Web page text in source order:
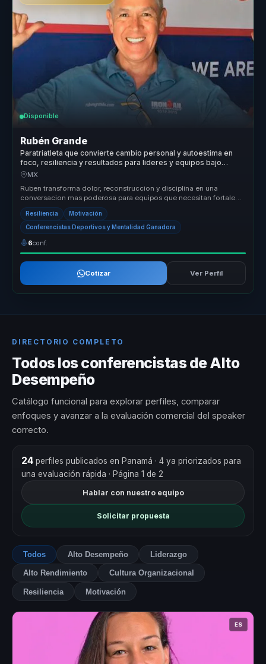
Disponible
Rubén Grande
Paratriatleta que convierte cambio personal y autoestima en
foco, resiliencia y resultados para lideres y equipos bajo
presion.
MX
Ruben transforma dolor, reconstruccion y disciplina en una
conversacion mas poderosa para equipos que necesitan fortaleza
mental, resilie...
Resiliencia Motivación
Conferencistas Deportivos y Mentalidad Ganadora
6conf.
Cotizar Ver Perfil
DIRECTORIO COMPLETO
Todos los conferencistas de Alto
Desempeño
Catálogo funcional para explorar perfiles, comparar
enfoques y avanzar a la evaluación comercial del speaker
correcto.
24perfiles publicados en Panamá · 4 ya priorizados para
una evaluación rápida · Página 1 de 2
Hablar con nuestro equipo
Solicitar propuesta
Todos Alto Desempeño Liderazgo
Alto Rendimiento Cultura Organizacional
Resiliencia Motivación
ES